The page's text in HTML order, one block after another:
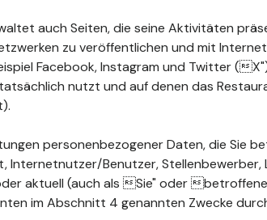
auch Seiten, die seine Aktivitäten
zu veröffentlichen und mit
Facebook, Instagram und Twitter (
nutzt und auf denen das
personenbezogener Daten, die Sie
Internetnutzer/Benutzer,
aktuell (auch als Sie" oder
im Abschnitt 4 genannten Zwecke